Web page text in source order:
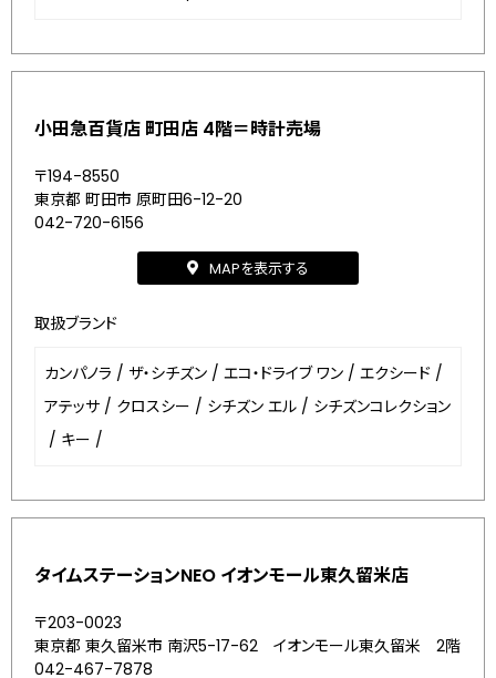
小田急百貨店 町田店 4階＝時計売場
〒194-8550
東京都 町田市 原町田6-12-20
042-720-6156
MAPを表示する
取扱ブランド
カンパノラ / ザ・シチズン / エコ・ドライブ ワン / エクシード /
アテッサ / クロスシー / シチズン エル / シチズンコレクション
/ キー /
タイムステーションNEO イオンモール東久留米店
〒203-0023
東京都 東久留米市 南沢5-17-62 イオンモール東久留米 2階
042-467-7878